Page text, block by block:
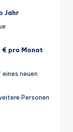
Jahr
€ pro Monat
eines neuen
Personen